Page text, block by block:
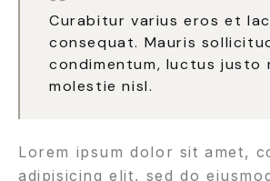
Curabitur varius eros et
consequat. Mauris
condimentum, luctus justo
molestie nisl.
Lorem ipsum dolor sit amet,
adipisicing elit, sed do